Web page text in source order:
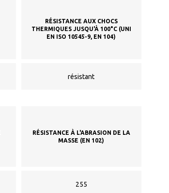
RÉSISTANCE AUX CHOCS
THERMIQUES JUSQU'À 100°C (UNI
EN ISO 10545-9, EN 104)
résistant
RÉSISTANCE À L'ABRASION DE LA
MASSE (EN 102)
255